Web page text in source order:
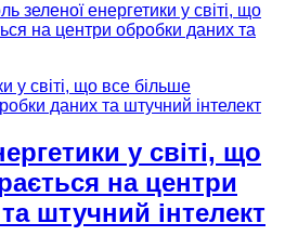
зеленої енергетики у світі, що
на центри обробки даних та
у світі, що
на центри
штучний інтелект